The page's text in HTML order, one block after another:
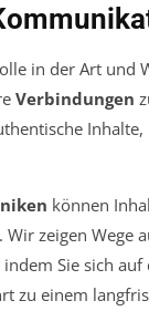
in der Art
Verbindungen
können
zeigen Wege
Sie sich
zu einem